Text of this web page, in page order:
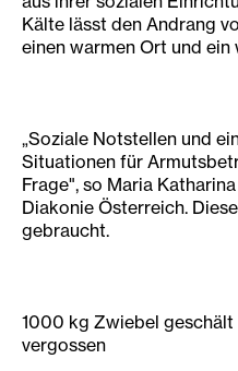
Kälte lässt den Andrang
einen warmen Ort und ein
„Soziale Notstellen und
Situationen für
Frage", so Maria
Diakonie Österreich.
gebraucht.
1000 kg Zwiebel geschält
vergossen